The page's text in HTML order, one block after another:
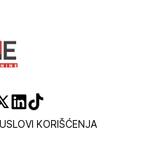
USLOVI KORIŠĆENJA